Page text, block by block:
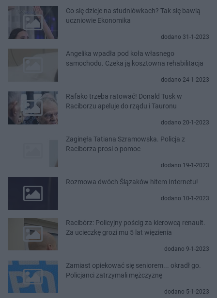
Co się dzieje na studniówkach? Tak się bawią
uczniowie Ekonomika
dodano 31-1-2023
Angelika wpadła pod koła własnego
samochodu. Czeka ją kosztowna rehabilitacja
dodano 24-1-2023
Rafako trzeba ratować! Donald Tusk w
Raciborzu apeluje do rządu i Tauronu
dodano 20-1-2023
Zaginęła Tatiana Szramowska. Policja z
Raciborza prosi o pomoc
dodano 19-1-2023
Rozmowa dwóch Ślązaków hitem Internetu!
dodano 10-1-2023
Racibórz: Policyjny pościg za kierowcą renault.
Za ucieczkę grozi mu 5 lat więzienia
dodano 9-1-2023
Zamiast opiekować się seniorem... okradł go.
Policjanci zatrzymali mężczyznę
dodano 5-1-2023